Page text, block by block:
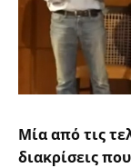
Μία από τις
διακρίσεις